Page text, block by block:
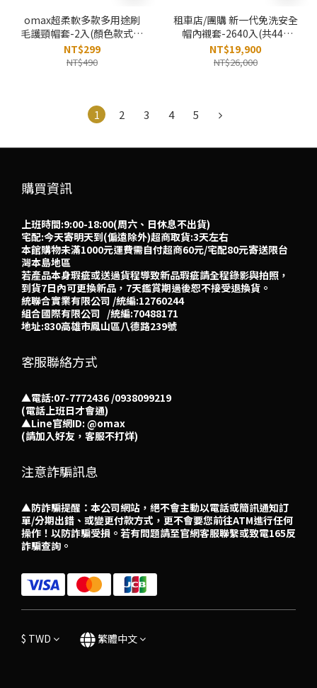
omax超柔軟多款多用途刷
毛護頸帽套-2入(顏色款式隨
機) 破盤下殺 OMAX歐妹思購
物網
NT$299
NT$490
租車店/團購 新一代免洗安全
帽內襯套-2640入(共440
包/2箱) 贈送120入 破盤下殺
NT$19,900
NT$26,000
1 2 3 4 5
購買資訊
上班時間:9:00-18:00(周六、日休息不出貨)
宅配:今天寄明天到(偏遠除外)超商取貨:3天左右
本館購物未滿1000元運費需自付超商60元/宅配80元寄送限台
灣本島地區
若產品本身瑕疵或送過貨程導致新品瑕疵請全程錄影與拍照，
到貨7日內可更換新品，7天鑑賞期過後恕不接受退換貨。
統聯合實業有限公司 /統編:12760244
組合國際有限公司 /統編:70488171
地址:830高雄市鳳山區八德路239號
客服聯絡方式
▲電話:07-7772436 /0938099219
(電話上班日才會通)
▲Line官網ID: @omax​
(請加入好友，客服不打烊)
注意詐騙訊息
▲防詐騙提醒：本公司網站，絕不會主動以電話或簡訊通知訂
單/分期出錯、或變更付款方式，更不會要您前往ATM進行任何
操作！以防詐騙受損。若有問題請至官網客服聯繫或致電165反
詐騙查詢。
$ TWD 繁體中文